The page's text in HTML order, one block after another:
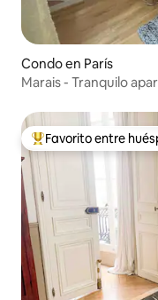
Condo en París
Marais - Tranquilo
Favorito entre
Favorito entre